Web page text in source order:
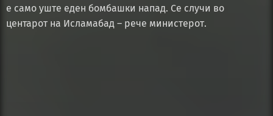
е само уште еден бомбашки напад. Се случи во
центарот на Исламабад – рече министерот.